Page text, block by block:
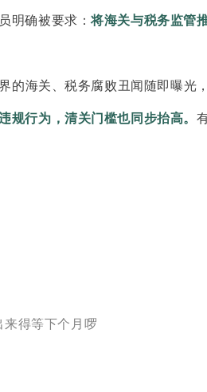
明确被要求：将海关与税务监管
的海关、税务腐败丑闻随即曝光
规行为，清关门槛也同步抬高。
来得等下个月啰